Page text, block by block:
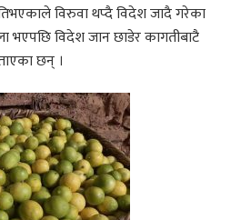
विरुवा थप्दै विदेश जादै गरेका
भएपछि विदेश जान छाडेर कागतीबाटै
छन् ।